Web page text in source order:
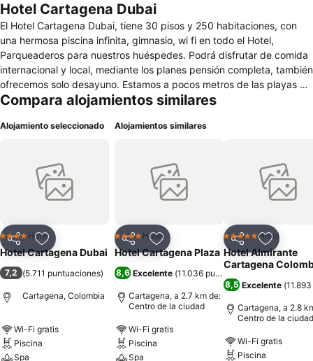
Hotel Cartagena Dubai
El Hotel Cartagena Dubai, tiene 30 pisos y 250 habitaciones, con
una hermosa piscina infinita, gimnasio, wi fi en todo el Hotel,
Parqueaderos para nuestros huéspedes. Podrá disfrutar de comida
internacional y local, mediante los planes pensión completa, también
ofrecemos solo desayuno. Estamos a pocos metros de las playas de
Bocagrande, cerca a los sitios más exclusivos para comer, comprar
cristal, mirador en el piso 30, donde se puede disfrutar de la mejor
Compara alojamientos similares
Alojamiento seleccionado
CompartirAgregar a favoritos
4 EstrellasHotel
Hotel Cartagena Dubai
7,2 (5.711 puntuaciones)
Cartagena, Colombia
Wi-Fi gratis
Piscina
Spa
Alojamientos similares
CompartirAgregar a favoritos
4 EstrellasHotel
Hotel Cartagena Plaza
8,6 Excelente (11.036 puntuaciones
Cartagena, a 2.7 km de:
Centro de la ciudad
Wi-Fi gratis
Piscina
Spa
CompartirAgregar
5 EstrellasHotel
Hotel Almirante
Cartagena
8,5 Excelente (
Cartagena, a 2.8
Centro de la ciudad
Wi-Fi gratis
Piscina